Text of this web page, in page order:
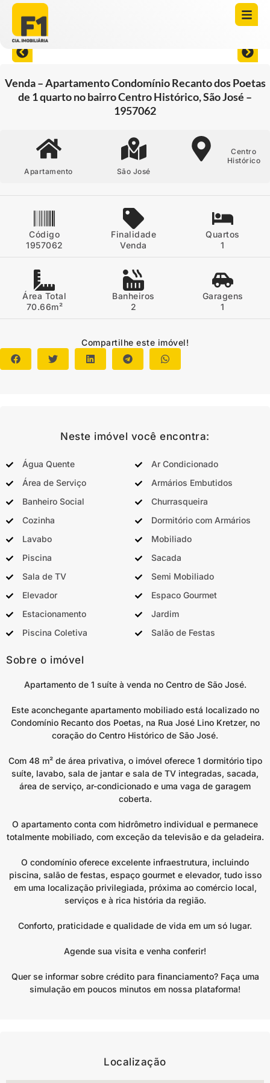
Venda – Apartamento Condomínio Recanto dos Poetas
de 1 quarto no bairro Centro Histórico, São José –
1957062
Apartamento São José
Centro
Histórico
Código
1957062
Finalidade
Venda
Quartos
1
Área Total
70.66m²
Banheiros
2
Garagens
1
Compartilhe este imóvel!
Neste imóvel você encontra:
Água Quente
Ar Condicionado
Área de Serviço
Armários Embutidos
Banheiro Social
Churrasqueira
Cozinha
Dormitório com Armários
Lavabo
Mobiliado
Piscina
Sacada
Sala de TV
Semi Mobiliado
Elevador
Espaco Gourmet
Estacionamento
Jardim
Piscina Coletiva
Salão de Festas
Sobre o imóvel
Apartamento de 1 suíte à venda no Centro de São José.
Este aconchegante apartamento mobiliado está localizado no
Condomínio Recanto dos Poetas, na Rua José Lino Kretzer, no
coração do Centro Histórico de São José.
Com 48 m² de área privativa, o imóvel oferece 1 dormitório tipo
suíte, lavabo, sala de jantar e sala de TV integradas, sacada,
área de serviço, ar-condicionado e uma vaga de garagem
coberta.
O apartamento conta com hidrômetro individual e permanece
totalmente mobiliado, com exceção da televisão e da geladeira.
O condomínio oferece excelente infraestrutura, incluindo
piscina, salão de festas, espaço gourmet e elevador, tudo isso
em uma localização privilegiada, próxima ao comércio local,
serviços e à rica história da região.
Conforto, praticidade e qualidade de vida em um só lugar.
Agende sua visita e venha conferir!
Quer se informar sobre crédito para financiamento? Faça uma
simulação em poucos minutos em nossa plataforma!
Localização